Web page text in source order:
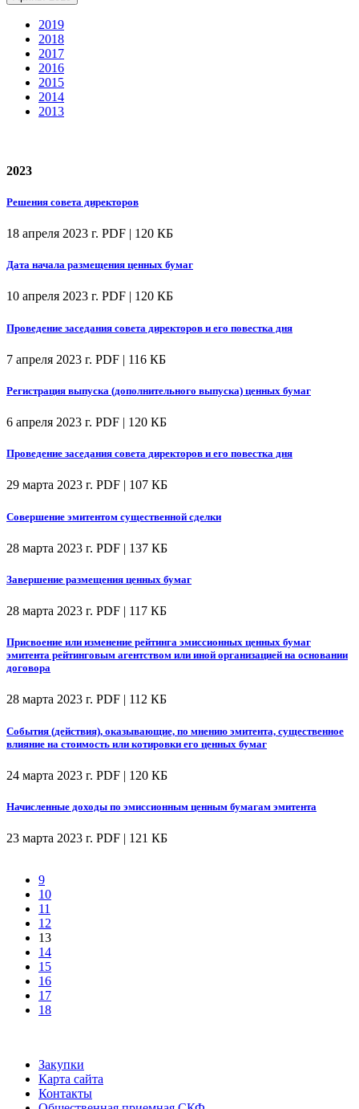
2019
2018
2017
2016
2015
2014
2013
2023
Решения совета директоров
18 апреля 2023 г. PDF | 120 КБ
Дата начала размещения ценных бумаг
10 апреля 2023 г. PDF | 120 КБ
Проведение заседания совета директоров и его повестка дня
7 апреля 2023 г. PDF | 116 КБ
Регистрация выпуска (дополнительного выпуска) ценных бумаг
6 апреля 2023 г. PDF | 120 КБ
Проведение заседания совета директоров и его повестка дня
29 марта 2023 г. PDF | 107 КБ
Совершение эмитентом существенной сделки
28 марта 2023 г. PDF | 137 КБ
Завершение размещения ценных бумаг
28 марта 2023 г. PDF | 117 КБ
Присвоение или изменение рейтинга эмиссионных ценных бумаг
эмитента рейтинговым агентством или иной организацией на основании
договора
28 марта 2023 г. PDF | 112 КБ
События (действия), оказывающие, по мнению эмитента, существенное
влияние на стоимость или котировки его ценных бумаг
24 марта 2023 г. PDF | 120 КБ
Начисленные доходы по эмиссионным ценным бумагам эмитента
23 марта 2023 г. PDF | 121 КБ
9
10
11
12
13
14
15
16
17
18
Закупки
Карта сайта
Контакты